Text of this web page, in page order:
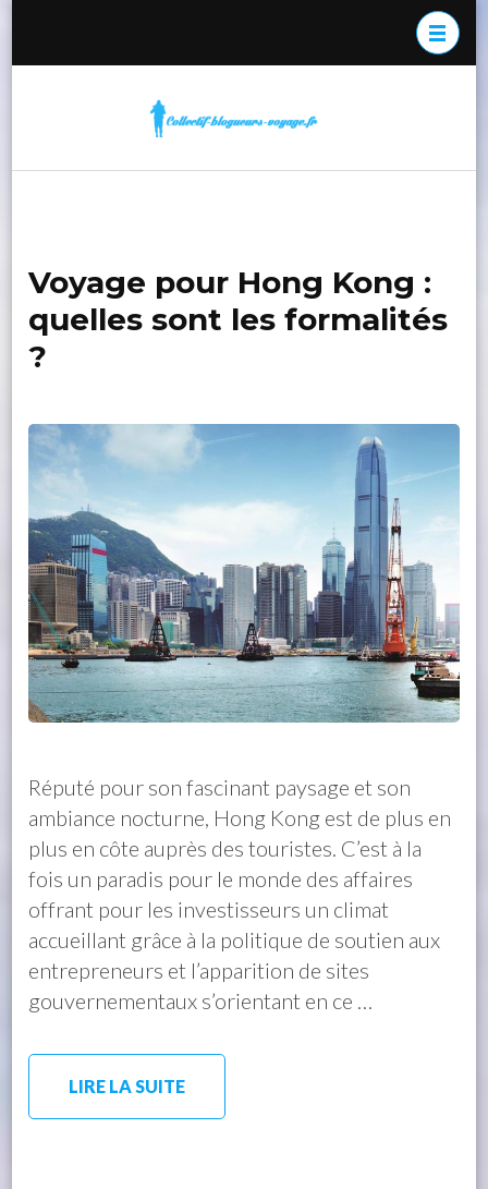
Voyage pour Hong Kong :
quelles sont les formalités
?
Réputé pour son fascinant paysage et son
ambiance nocturne, Hong Kong est de plus en
plus en côte auprès des touristes. C’est à la
fois un paradis pour le monde des affaires
offrant pour les investisseurs un climat
accueillant grâce à la politique de soutien aux
entrepreneurs et l’apparition de sites
gouvernementaux s’orientant en ce …
LIRE LA SUITE